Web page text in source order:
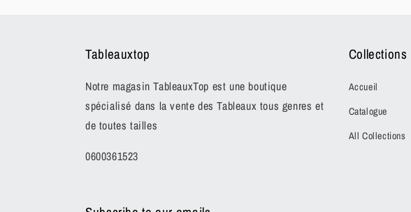
Tableauxtop
Notre magasin TableauxTop est une boutique
spécialisé dans la vente des Tableaux tous genres et
de toutes tailles
0600361523
Collections
Accueil
Catalogue
All Collections